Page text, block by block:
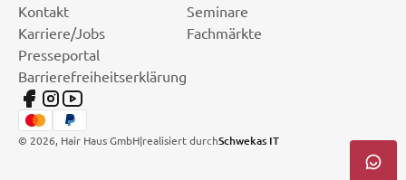
Kontakt
Karriere/Jobs
Presseportal
Barrierefreiheitserklärung
Seminare
Fachmärkte
© 2026, Hair Haus GmbH|realisiert durchSchwekas IT